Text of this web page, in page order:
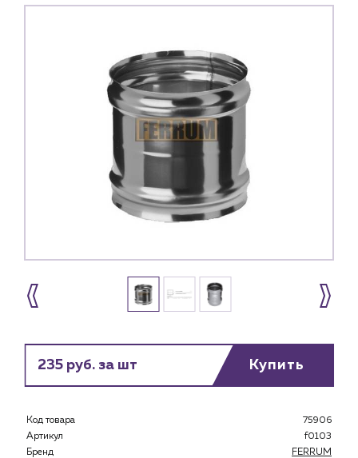
235 руб. за шт Купить
Код товара
75906
Артикул
f0103
Бренд
FERRUM